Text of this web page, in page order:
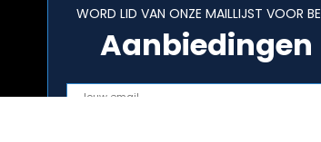
WORD LID VAN ONZE MAILLIJST VOOR
Aanbiedingen